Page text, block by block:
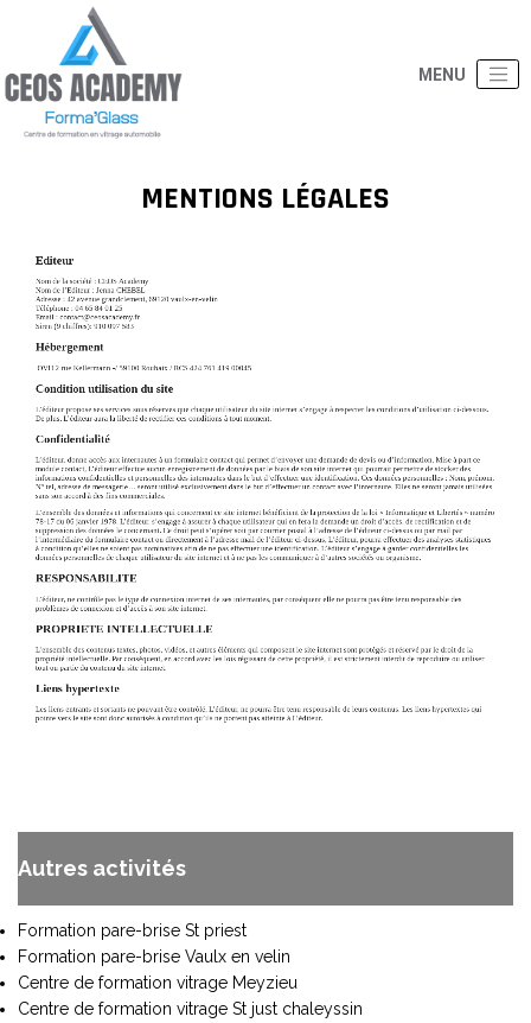
MENTIONS LÉGALES
Autres activités
Formation pare-brise St priest
Formation pare-brise Vaulx en velin
Centre de formation vitrage Meyzieu
Centre de formation vitrage St just chaleyssin